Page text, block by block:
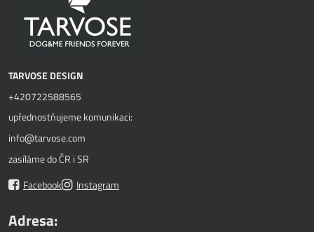
TARVOSE DESIGN
+420722588565
upřednostňujeme komunikaci:
info@tarvose.com
zasíláme do ČR i SR
Facebook
Instagram
Adresa: